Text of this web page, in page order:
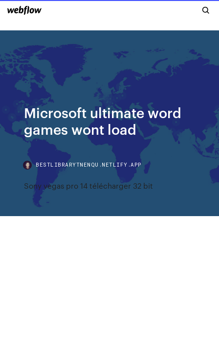
Microsoft ultimate word
games wont load
BESTLIBRARYTNENQU.NETLIFY.APP
Sony vegas pro 14 télécharger 32 bit